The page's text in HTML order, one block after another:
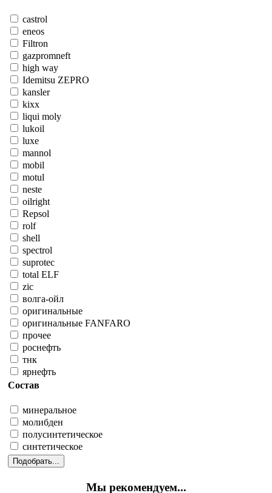
castrol
eneos
Filtron
gazpromneft
high way
Idemitsu ZEPRO
kansler
kixx
liqui moly
lukoil
luxe
mannol
mobil
motul
neste
oilright
Repsol
rolf
shell
spectrol
suprotec
total ELF
zic
волга-ойл
оригинальные
оригинальные FANFARO
прочее
роснефть
тнк
ярнефть
Состав
минеральное
молибден
полусинтетическое
синтетическое
Мы рекомендуем...